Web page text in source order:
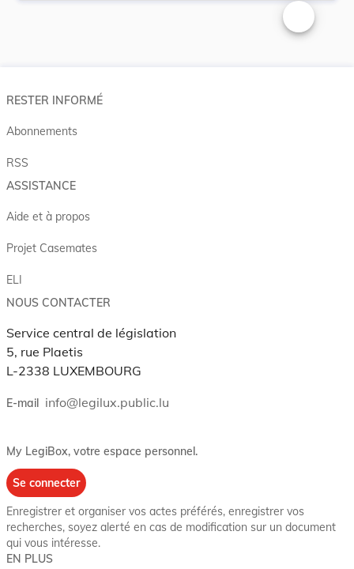
Changer la
RESTER INFORMÉ
Abonnements
RSS
ASSISTANCE
Aide et à propos
Projet Casemates
ELI
NOUS CONTACTER
Service central de législation
5, rue Plaetis
L-2338 LUXEMBOURG
E-mail info@legilux.public.lu
My LegiBox, votre espace personnel.
Se connecter
Enregistrer et organiser vos actes préférés, enregistrer vos
recherches, soyez alerté en cas de modification sur un document
qui vous intéresse.
EN PLUS